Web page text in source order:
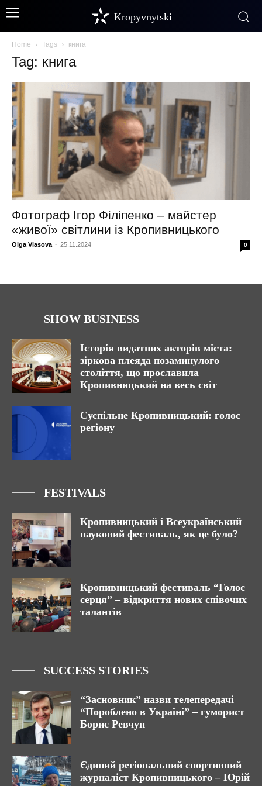
Kropyvnytski
Home Tags книга
Tag: книга
Фотограф Ігор Філіпенко – майстер
«живої» світлини із Кропивницького
Olga Vlasova - 25.11.2024 0
SHOW BUSINESS
Історія видатних акторів міста:
зіркова плеяда позаминулого
століття, що прославила
Кропивницький на весь світ
Суспільне Кропивницький: голос
регіону
FESTIVALS
Кропивницький і Всеукраїнський
науковий фестиваль, як це було?
Кропивницький фестиваль “Голос
серця” – відкриття нових співочих
талантів
SUCCESS STORIES
“Засновник” назви телепередачі
“Пороблено в Україні” – гуморист
Борис Ревчун
Єдиний регіональний спортивний
журналіст Кропивницького – Юрій